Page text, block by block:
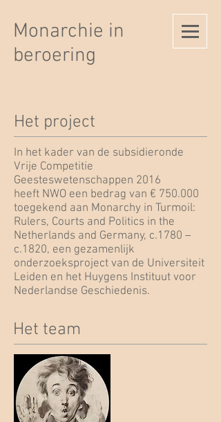
Monarchie in
beroering
Het project
In het kader van de subsidieronde
Vrije Competitie
Geesteswetenschappen 2016
heeft NWO een bedrag van € 750.000
toegekend aan Monarchy in Turmoil:
Rulers, Courts and Politics in the
Netherlands and Germany, c.1780 –
c.1820, een gezamenlijk
onderzoeksproject van de Universiteit
Leiden en het Huygens Instituut voor
Nederlandse Geschiedenis.
Het team